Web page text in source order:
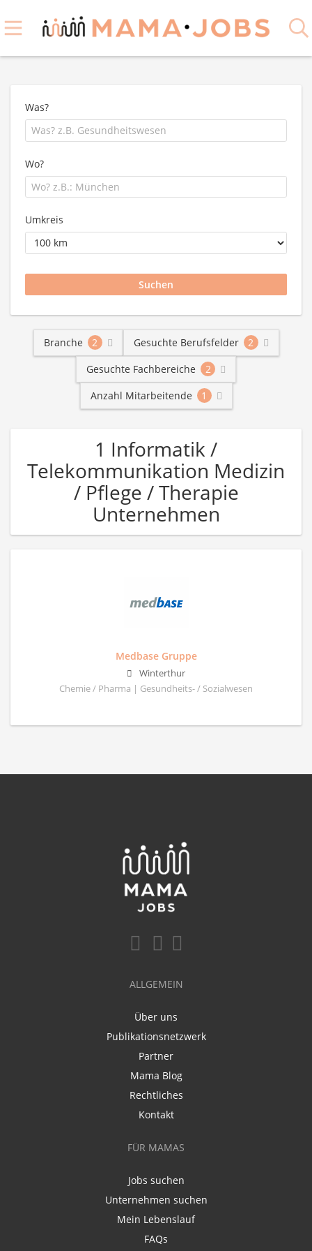
Was?
Wo?
Umkreis
Branche 2 Gesuchte Berufsfelder
2
Gesuchte Fachbereiche
2
Anzahl Mitarbeitende
1
1 Informatik /
Telekommunikation Medizin
/ Pflege / Therapie
Unternehmen
Medbase Gruppe
Winterthur
Chemie / Pharma | Gesundheits- / Sozialwesen
ALLGEMEIN
Über uns
Publikationsnetzwerk
Partner
Mama Blog
Rechtliches
Kontakt
FÜR MAMAS
Jobs suchen
Unternehmen suchen
Mein Lebenslauf
FAQs